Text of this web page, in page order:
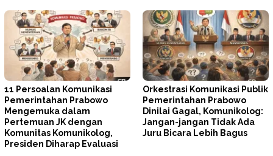
11 Persoalan Komunikasi
Pemerintahan Prabowo
Mengemuka dalam
Pertemuan JK dengan
Komunitas Komunikolog,
Presiden Diharap Evaluasi
Orkestrasi Komunikasi Publik
Pemerintahan Prabowo
Dinilai Gagal, Komunikolog:
Jangan-jangan Tidak Ada
Juru Bicara Lebih Bagus